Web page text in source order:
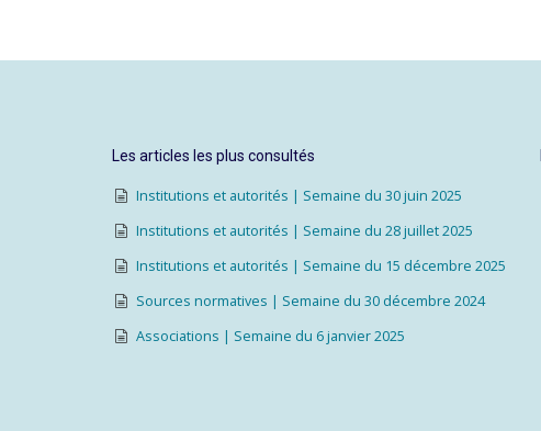
Les articles les plus consultés
Institutions et autorités | Semaine du 30 juin 2025
Institutions et autorités | Semaine du 28 juillet 2025
Institutions et autorités | Semaine du 15 décembre 2025
Sources normatives | Semaine du 30 décembre 2024
Associations | Semaine du 6 janvier 2025